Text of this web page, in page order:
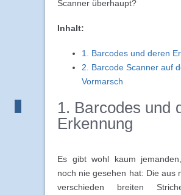
Scanner überhaupt?
Inhalt:
1. Barcodes und deren
2. Barcode Scanner auf
Vormarsch
1. Barcodes und
Erkennung
Es gibt wohl kaum
noch nie gesehen hat: Die aus
verschieden breiten